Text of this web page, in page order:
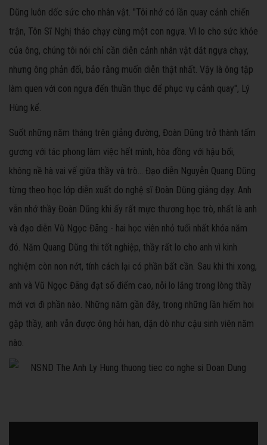
Dũng luôn dốc sức cho nhân vật. "Tôi nhớ có lần quay cảnh chiến
trận, Tôn Sĩ Nghị tháo chạy cùng một con ngựa. Vì lo cho sức khỏe
của ông, chúng tôi nói chỉ cần diễn cảnh nhân vật dắt ngựa chạy,
nhưng ông phản đối, bảo rằng muốn diễn thật nhất. Vậy là ông tập
làm quen với con ngựa đến thuần thục để phục vụ cảnh quay", Lý
Hùng kể.
Suốt những năm tháng trên giảng đường, Đoàn Dũng trở thành tấm
gương với tác phong làm việc hết mình, hòa đồng với hậu bối,
không nề hà vai vế giữa thầy và trò... Đạo diễn Nguyễn Quang Dũng
từng theo học lớp diễn xuất do nghệ sĩ Đoàn Dũng giảng dạy. Anh
vẫn nhớ thầy Đoàn Dũng khi ấy rất mực thương học trò, nhất là anh
và đạo diễn Vũ Ngọc Đãng - hai học viên nhỏ tuổi nhất khóa năm
đó. Năm Quang Dũng thi tốt nghiệp, thầy rất lo cho anh vì kinh
nghiệm còn non nớt, tính cách lại có phần bất cần. Sau khi thi xong,
anh và Vũ Ngọc Đãng đạt số điểm cao, nỗi lo lắng trong lòng thầy
mới vơi đi phần nào. Những năm gần đây, trong những lần hiếm hoi
gặp thầy, anh vẫn được ông hỏi han, dặn dò như cậu sinh viên năm
nào.